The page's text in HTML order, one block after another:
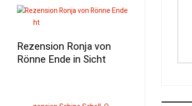
Rezension Ronja von
Rönne Ende in Sicht